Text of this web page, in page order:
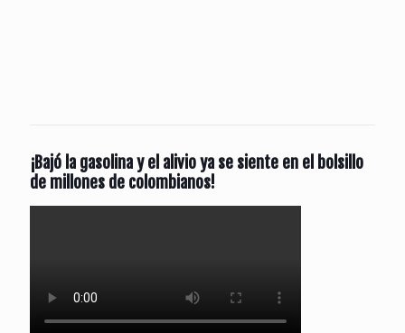
¡Bajó la gasolina y el alivio ya se siente en el bolsillo
de millones de colombianos!